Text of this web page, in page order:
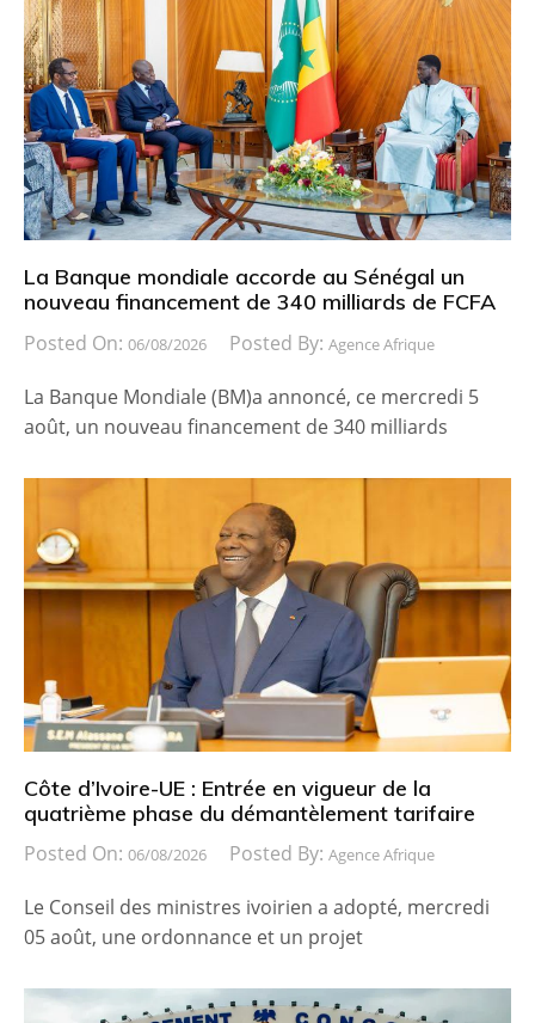
La Banque mondiale accorde au Sénégal un
nouveau financement de 340 milliards de FCFA
Posted On: 06/08/2026 Posted By: Agence Afrique
La Banque Mondiale (BM)a annoncé, ce mercredi 5
août, un nouveau financement de 340 milliards
Côte d’Ivoire-UE : Entrée en vigueur de la
quatrième phase du démantèlement tarifaire
Posted On: 06/08/2026 Posted By: Agence Afrique
Le Conseil des ministres ivoirien a adopté, mercredi
05 août, une ordonnance et un projet